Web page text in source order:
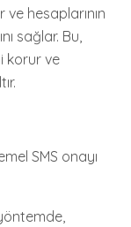
ve hesaplarının
sağlar. Bu,
korur ve
SMS onayı